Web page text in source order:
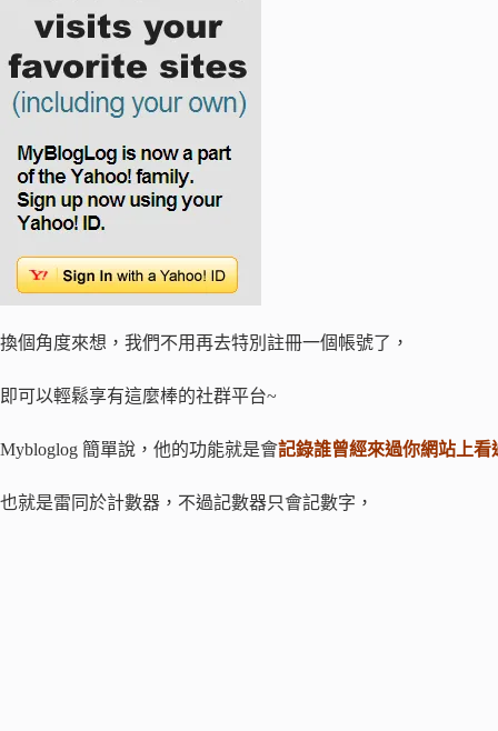
換個角度來想，我們不用再去特別註冊一個帳號了，
即可以輕鬆享有這麼棒的社群平台~
Mybloglog 簡單說，他的功能就是會記錄誰曾經來過你網站上看
也就是雷同於計數器，不過記數器只會記數字，